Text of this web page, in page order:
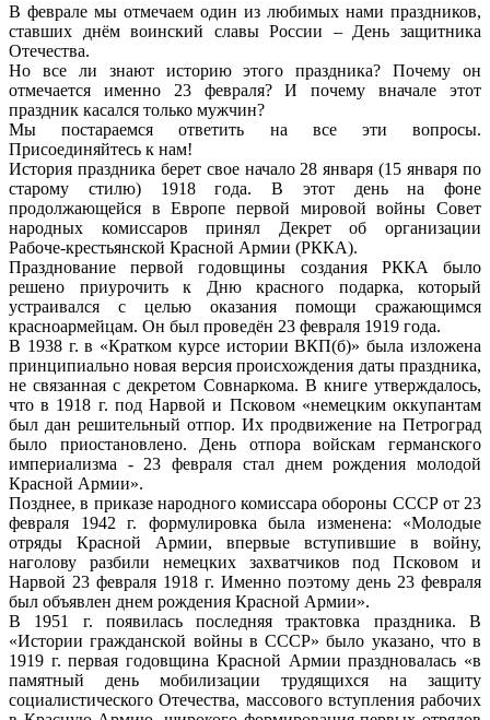
В феврале мы отмечаем один из любимых нами праздников,
ставших днём воинский славы России – День защитника
Отечества.
Но все ли знают историю этого праздника? Почему он
отмечается именно 23 февраля? И почему вначале этот
праздник касался только мужчин?
Мы постараемся ответить на все эти вопросы.
Присоединяйтесь к нам!
История праздника берет свое начало 28 января (15 января по
старому стилю) 1918 года. В этот день на фоне
продолжающейся в Европе первой мировой войны Совет
народных комиссаров принял Декрет об организации
Рабоче‑крестьянской Красной Армии (РККА).
Празднование первой годовщины создания РККА было
решено приурочить к Дню красного подарка, который
устраивался с целью оказания помощи сражающимся
красноармейцам. Он был проведён 23 февраля 1919 года.
В 1938 г. в «Кратком курсе истории ВКП(б)» была изложена
принципиально новая версия происхождения даты праздника,
не связанная с декретом Совнаркома. В книге утверждалось,
что в 1918 г. под Нарвой и Псковом «немецким оккупантам
был дан решительный отпор. Их продвижение на Петроград
было приостановлено. День отпора войскам германского
империализма - 23 февраля стал днем рождения молодой
Красной Армии».
Позднее, в приказе народного комиссара обороны СССР от 23
февраля 1942 г. формулировка была изменена: «Молодые
отряды Красной Армии, впервые вступившие в войну,
наголову разбили немецких захватчиков под Псковом и
Нарвой 23 февраля 1918 г. Именно поэтому день 23 февраля
был объявлен днем рождения Красной Армии».
В 1951 г. появилась последняя трактовка праздника. В
«Истории гражданской войны в СССР» было указано, что в
1919 г. первая годовщина Красной Армии праздновалась «в
памятный день мобилизации трудящихся на защиту
социалистического Отечества, массового вступления рабочих